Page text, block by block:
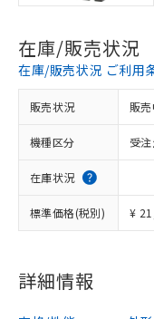
在庫/販売状況
在庫/販売状況 ご利用
販売状況 販
機種区分 受
在庫状況
標準価格(税別) ¥
詳細情報